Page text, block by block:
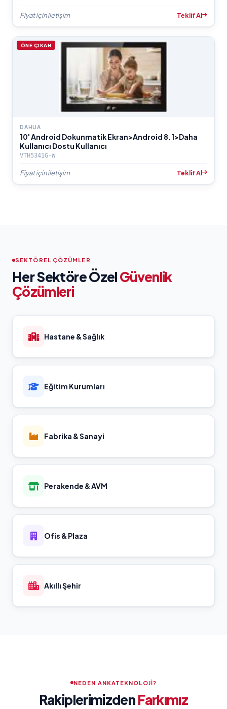
Fiyat için iletişim Teklif Al
ÖNE ÇIKAN
DAHUA
10' Android Dokunmatik Ekran>Android 8.1>Daha
Kullanıcı Dostu Kullanıcı
VTH5341G-W
Fiyat için iletişim Teklif Al
SEKTÖREL ÇÖZÜMLER
Her Sektöre ÖzelGüvenlik
Çözümleri
Hastane & Sağlık
Eğitim Kurumları
Fabrika & Sanayi
Perakende & AVM
Ofis & Plaza
Akıllı Şehir
NEDEN ANKATEKNOLOJI?
RakiplerimizdenFarkımız